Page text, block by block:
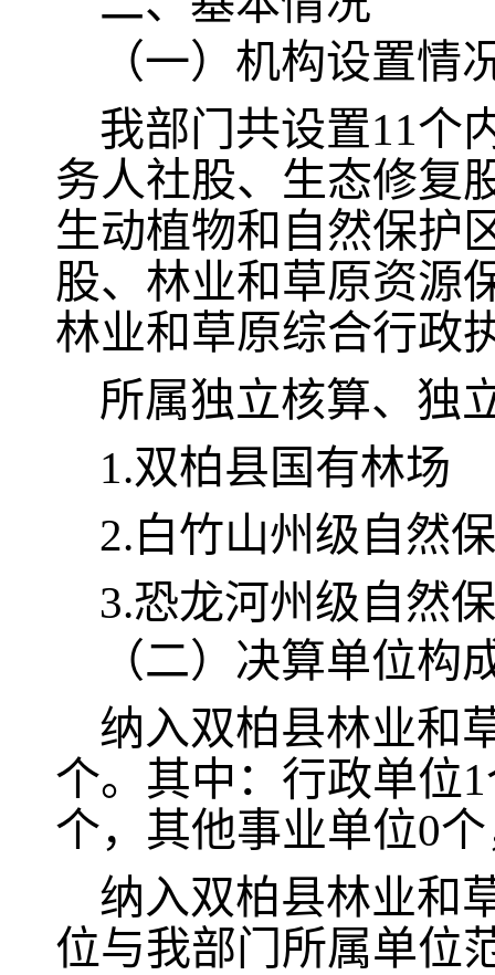
（一）机构设置情
我部门共设置11个
务人社股、生态修复
生动植物和自然保护
股、林业和草原资源
林业和草原综合行政
所属独立核算、独
1.双柏县国有林场
2.白竹山州级自然
3.恐龙河州级自然
（二）决算单位构
纳入双柏县林业和
个。其中：行政单位
个，其他事业单位0
纳入双柏县林业和
位与我部门所属单位